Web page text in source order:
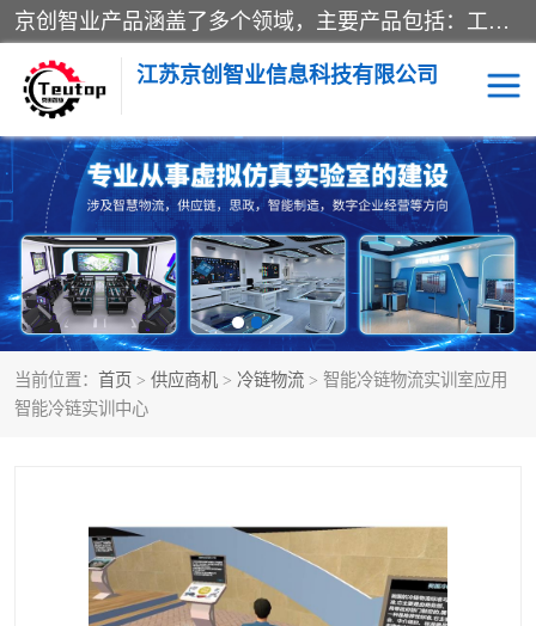
京创智业产品涵盖了多个领域，主要产品包括：工业4.0生产线解决方案，智慧物流综合实训室，教学设备与实验室建设，虚拟仿真实验室等。公司将秉持“创新、执着、诚信、共赢”的理念，以“将服务当作使命”为核心价值观，致力于为客户创造价值，与客户、合作伙伴和员工共同成长。
江苏京创智业信息科技有限公司
当前位置： 首页 > 供应商机 > 冷链物流 > 智能冷链物流实训室应用
智能冷链实训中心
VR物流实训 低碳供应链
生产系统仿真 冷链物流
供应链管理 思政
智慧零售实训 智能制造
工业工程实训室